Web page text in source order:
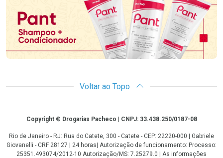
Voltar ao Topo
CopyrightCopyright © Drogarias Pacheco | CNPJ: 33.438.250/0187-08
Rio de Janeiro - RJ: Rua do Catete, 300 - Catete - CEP: 22220-000 | Gabriele
Giovanelli - CRF 28127 | 24 horas| Autorização de funcionamento: Processo:
25351.493074/2012-10 Autorização/MS: 7.25279.0 | As informações